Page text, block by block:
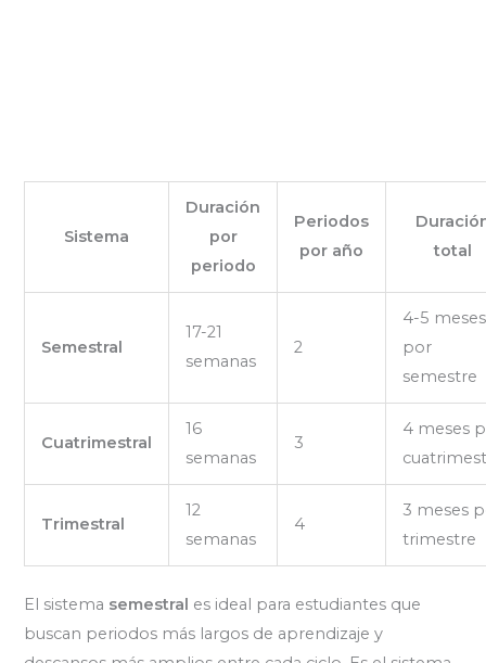
Sistema
Duración
por
periodo
Periodos
por año
total
Semestral
17-21
semanas
2
4-5 meses
por
semestre
Cuatrimestral
16
semanas
3
4 meses
Trimestral
12
semanas
4
3 meses
trimestre
El sistema semestral es ideal para estudiantes que
buscan periodos más largos de aprendizaje y